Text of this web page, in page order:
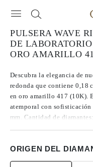
PULSERA WAVE
DE
ORO AMARILLO
Descubra la elegancia de
redonda que contiene 0,18
en oro amarillo 417 (10K).
atemporal con sofisticación
mm. Cantidad de
ORIGEN DEL